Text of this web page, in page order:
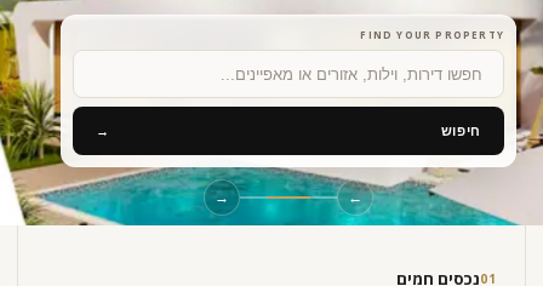
FIND YOUR PROPERTY
חיפוש
חיפוש →
←
→
01נכסים חמים